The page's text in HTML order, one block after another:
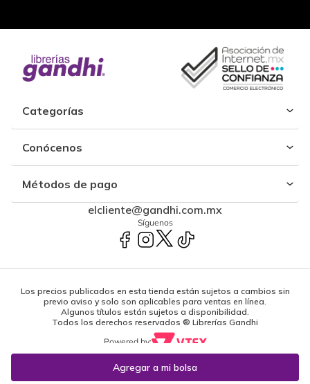
Categorías
Conócenos
Métodos de pago
elcliente@gandhi.com.mx
Síguenos
Los precios publicados en esta tienda están sujetos a cambios sin
previo aviso y solo son aplicables para ventas en línea.
Algunos títulos están sujetos a disponibilidad.
Todos los derechos reservados ® Librerías Gandhi
Powered by: